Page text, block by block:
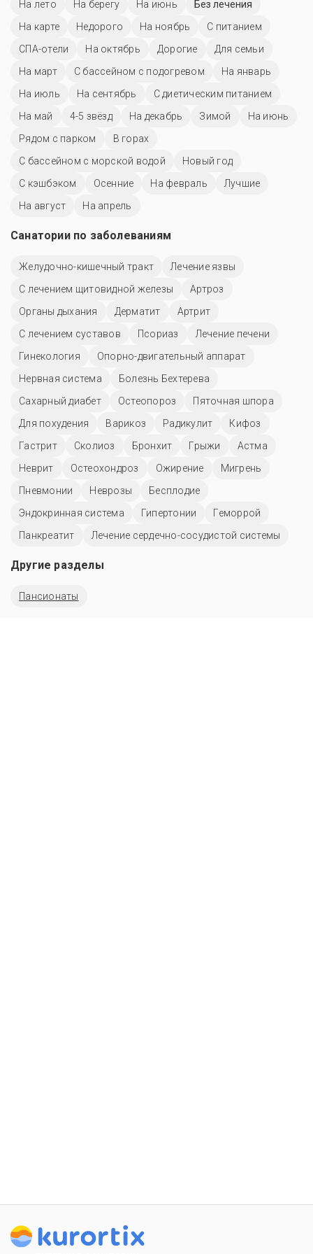
На лето На берегу На июнь
Без лечения
На карте
Недорого На ноябрь
С питанием
СПА-отели
На октябрь Дорогие
Для семьи
На март
С бассейном с подогревом
На январь
На июль
На сентябрь
С диетическим питанием
На май
4-5 звёзд На декабрь Зимой
На июнь
Рядом с парком
В горах
С бассейном с морской водой
Новый год
С кэшбэком
Осенние На февраль
Лучшие
На август
На апрель
Санатории по заболеваниям
Желудочно-кишечный тракт
Лечение язвы
С лечением щитовидной железы
Артроз
Органы дыхания
Дерматит
Артрит
С лечением суставов
Псориаз
Лечение печени
Гинекология
Опорно-двигательный аппарат
Нервная система
Болезнь Бехтерева
Сахарный диабет
Остеопороз
Пяточная шпора
Для похудения
Варикоз Радикулит
Кифоз
Гастрит
Сколиоз Бронхит Грыжи
Астма
Неврит
Остеохондроз Ожирение
Мигрень
Пневмонии
Неврозы
Бесплодие
Эндокринная система
Гипертонии
Геморрой
Панкреатит
Лечение сердечно-сосудистой системы
Другие разделы
Пансионаты